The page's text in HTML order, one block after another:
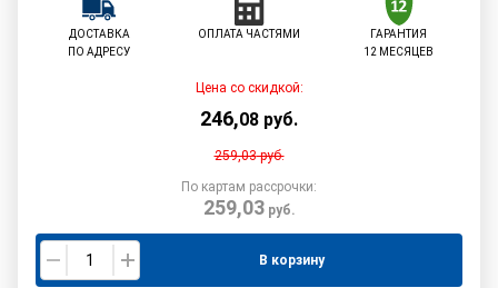
ДОСТАВКА
ПО АДРЕСУ
ОПЛАТА ЧАСТЯМИ
ГАРАНТИЯ
12 МЕСЯЦЕВ
Цена со скидкой:
246,08 руб.
259,03руб.
По картам рассрочки:
259,03руб.
В корзину